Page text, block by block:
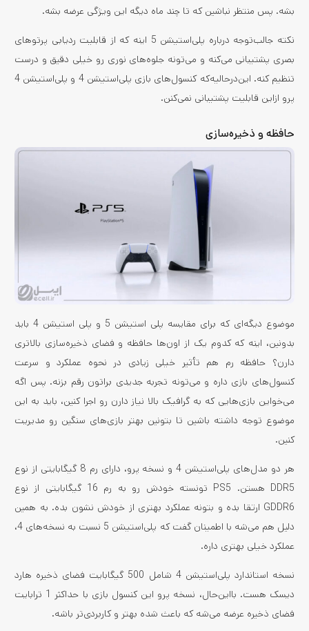
بشه. پس منتظر نباشین که تا چند ماه دیگه این ویژگی عرضه بشه.
نکته جالب‌توجه درباره پلی‌استیشن 5 اینه که از قابلیت ردیابی پرتوهای
بصری پشتیبانی می‌کنه و می‌تونه جلوه‌های نوری رو خیلی دقیق و درست
تنظیم کنه. این‌درحالیه‌که کنسول‌های بازی پلی‌استیشن 4 و پلی‌استیشن 4
پرو ازاین قابلیت پشتیبانی نمی‌کنن.
حافظه و ذخیره‌سازی
موضوع دیگه‌ای که برای مقایسه پلی استیشن 5 و پلی استیشن 4 باید
بدونین، اینه که کدوم یک از اون‌ها حافظه و فضای ذخیره‌سازی بالاتری
دارن؟ حافظه رم هم تأثیر خیلی زیادی در نحوه عملکرد و سرعت
کنسول‌های بازی داره و می‌تونه تجربه جدیدی براتون رقم بزنه. پس اگه
می‌خواین بازی‌هایی که به گرافیک بالا نیاز دارن رو اجرا کنین، باید به این
موضوع توجه داشته باشین تا بتونین بهتر بازی‌های سنگین رو مدیریت
کنین.
هر دو مدل‌های پلی‌استیشن 4 و نسخه پرو، دارای رم 8 گیگابایتی از نوع
DDR5 هستن. PS5 تونسته خودش رو به رم 16 گیگابایتی از نوع
GDDR6 ارتقا بده و بتونه عملکرد بهتری از خودش نشون بده. به همین
دلیل هم می‌شه با اطمینان گفت که پلی‌استیشن 5 نسبت به نسخه‌های 4،
عملکرد خیلی بهتری داره.
نسخه استاندارد پلی‌استیشن 4 شامل 500 گیگابایت فضای ذخیره هارد
دیسک هست. بااین‌حال، نسخه پرو این کنسول بازی با حداکثر 1 ترابایت
فضای ذخیره عرضه می‌شه که باعث شده بهتر و کاربردی‌تر باشه.